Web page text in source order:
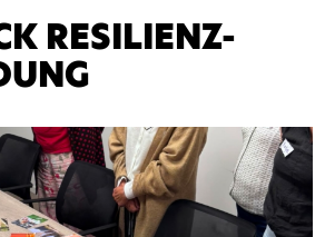
RESILIENZ-